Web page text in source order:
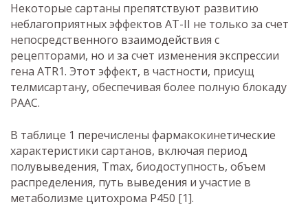
Некоторые сартаны препятствуют развитию
неблагоприятных эффектов АТ-II не только за счет
непосредственного взаимодействия с
рецепторами, но и за счет изменения экспрессии
гена ATR1. Этот эффект, в частности, присущ
телмисартану, обеспечивая более полную блокаду
РААС.
В таблице 1 перечислены фармакокинетические
характеристики сартанов, включая период
полувыведения, Tmax, биодоступность, объем
распределения, путь выведения и участие в
метаболизме цитохрома P450 [1].